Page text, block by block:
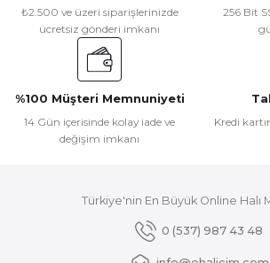
Ürün resmi kalitesiz, bozuk veya
Ürün açıklamasında eksik bilgiler
Ürün bilgilerinde hatalar bulunuyor.
Ürün fiyatı diğer sitelerden daha pahalı.
Gönder
₺2.500 ve üzeri siparişlerinizde
ücretsiz gönderi imkanı
256 Bit
%100 Müşteri Memnuniyeti
14 Gün içerisinde kolay iade ve
değişim imkanı
Kredi
Türkiye'nin En Büyük Online Halı
0 (537) 987 43 48